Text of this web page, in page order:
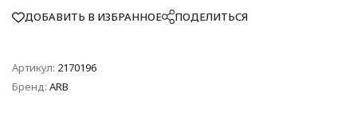
ДОБАВИТЬ В ИЗБРАННОЕ ПОДЕЛИТЬСЯ
Артикул: 2170196
Бренд: ARB